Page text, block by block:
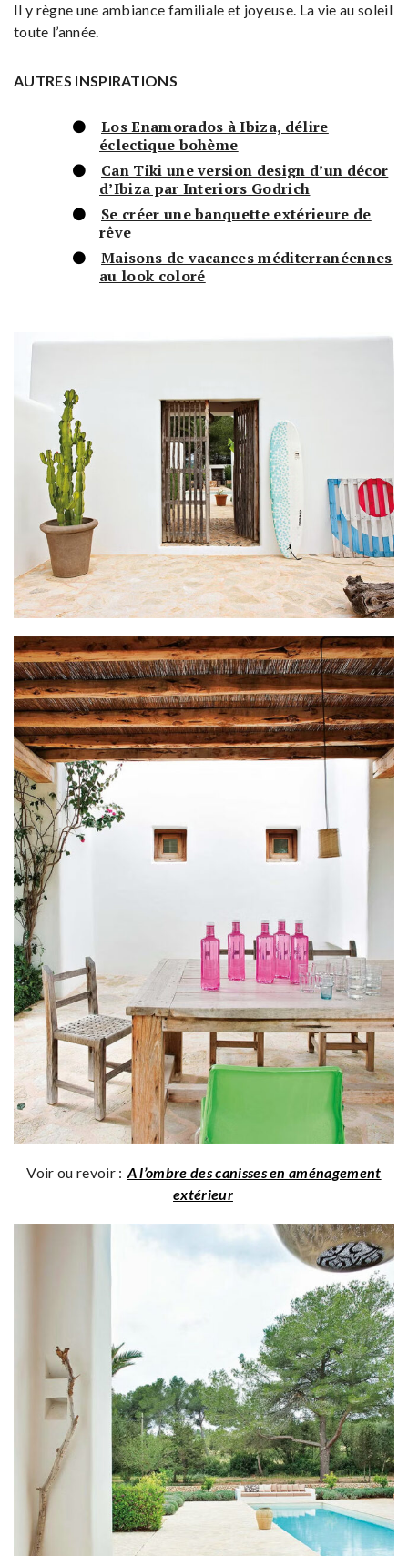
Il y règne une ambiance familiale et joyeuse. La vie au soleil
toute l’année.
AUTRES INSPIRATIONS
Los Enamorados à Ibiza, délire
éclectique bohème
Can Tiki une version design d’un décor
d’Ibiza par Interiors Godrich
Se créer une banquette extérieure de
rêve
Maisons de vacances méditerranéennes
au look coloré
Voir ou revoir : A l’ombre des canisses en aménagement
extérieur